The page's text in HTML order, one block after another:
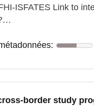
ISFATES Link to
border study